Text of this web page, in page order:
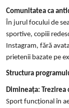
Comunitatea ca
În jurul focului de
sportive, copiii
Instagram, fără
prietenii bazate pe
Structura
Dimineața:
Sport funcțional în